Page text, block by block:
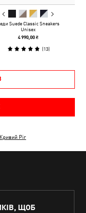
Suede Classic Sneakers
Unisex
4 990,00 ₴
(13)
Кривий Ріг
ЩОБ